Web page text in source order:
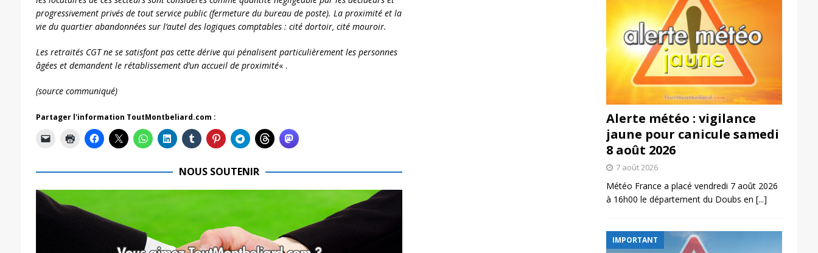
progressivement privés de tout service public (fermeture du bureau de poste). La proximité et la
vie du quartier abandonnées sur l’autel des logiques comptables : cité dortoir, cité mouroir.
Les retraités CGT ne se satisfont pas cette dérive qui pénalisent particulièrement les personnes
âgées et demandent le rétablissement d’un accueil de proximité« .
(source communiqué)
Partager l'information ToutMontbeliard.com :
NOUS SOUTENIR
Alerte météo : vigilance
jaune pour canicule samedi
8 août 2026
7 août 2026
Météo France a placé vendredi 7 août 2026
à 16h00 le département du Doubs en [...]
IMPORTANT